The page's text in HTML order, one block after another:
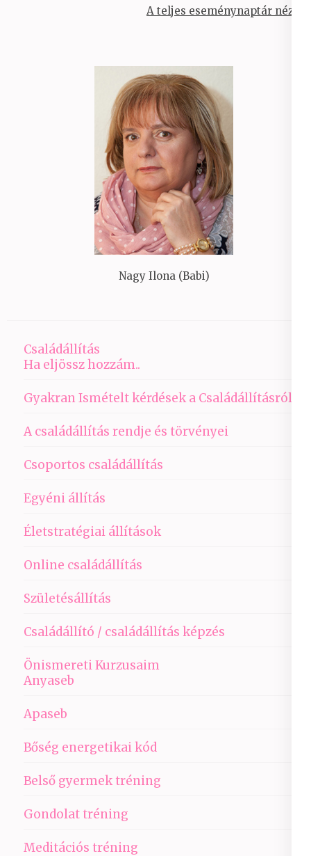
A teljes eseménynaptár nézet
Nagy Ilona (Babi)
Családállítás
Ha eljössz hozzám..
Gyakran Ismételt kérdések a Családállításról
A családállítás rendje és törvényei
Csoportos családállítás
Egyéni állítás
Életstratégiai állítások
Online családállítás
Születésállítás
Családállító / családállítás képzés
Önismereti Kurzusaim
Anyaseb
Apaseb
Bőség energetikai kód
Belső gyermek tréning
Gondolat tréning
Meditációs tréning